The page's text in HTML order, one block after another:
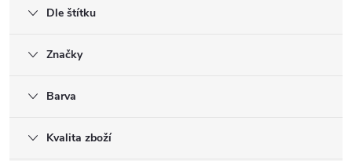
Dle štítku
Značky
Barva
Kvalita zboží